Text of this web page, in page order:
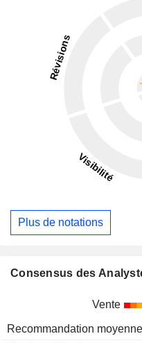
Plus de notations
Consensus des
Vente
Recommandation moyenne